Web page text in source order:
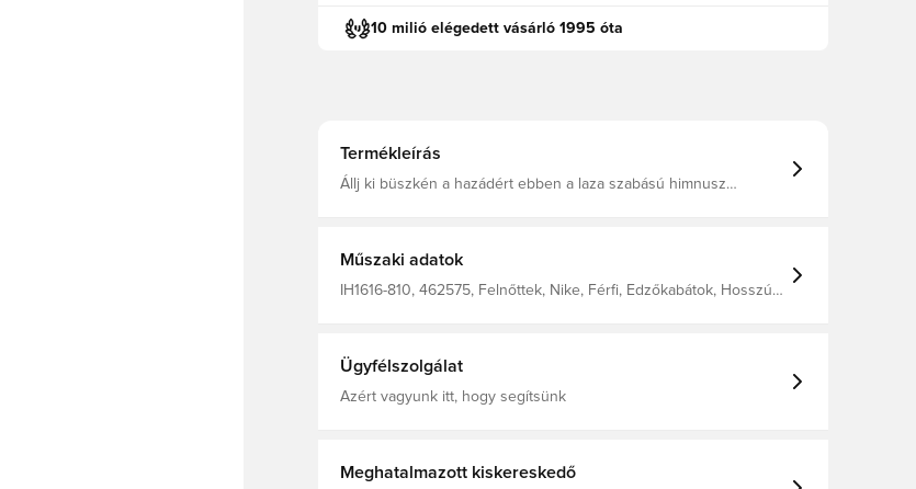
10 milió elégedett vásárló 1995 óta
Termékleírás
Állj ki büszkén a hazádért ebben a laza szabású himnusz
Műszaki adatok
IH1616-810, 462575, Felnőttek, Nike, Férfi, Edzőkabátok, Hosszú
Ügyfélszolgálat
Azért vagyunk itt, hogy segítsünk
Meghatalmazott kiskereskedő